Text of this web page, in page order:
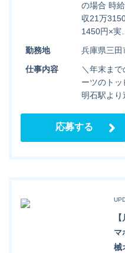
の場合 時
収21万
1450円×実…
勤務地
兵庫県三田
仕事内容
＼年末ま
ーツのト
明石駅より
応募する
マ
械